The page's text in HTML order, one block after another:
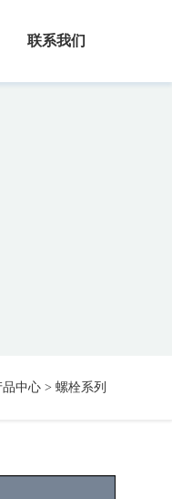
联系我们
品中心 > 螺栓系列